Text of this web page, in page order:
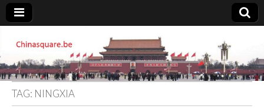
Chinasquare.be
TAG: NINGXIA